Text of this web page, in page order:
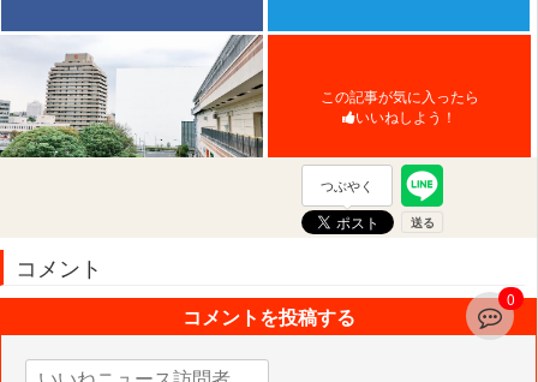
この記事が気に入ったら
いいねしよう！
つぶやく
コメント
0
コメントを投稿する